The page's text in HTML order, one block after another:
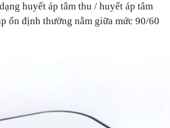
huyết áp tâm thu / huyết áp tâm
ổn định thường nằm giữa mức 90/60